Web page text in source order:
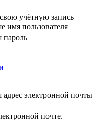
учётную запись
имя пользователя
электронной почты
почте.